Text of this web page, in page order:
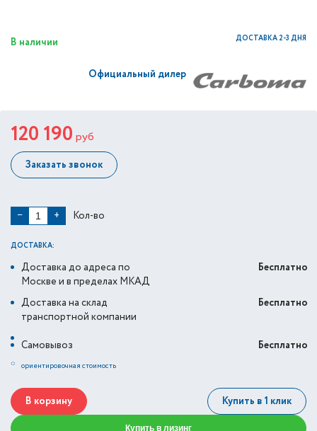
В наличии ДОСТАВКА 2-3 ДНЯ
Официальный дилер
120 190 руб
Заказать звонок
− + Кол-во
ДОСТАВКА:
Доставка до адреса по
Москве и в пределах МКАД
Бесплатно
Доставка на склад
транспортной компании
Бесплатно
Самовывоз
Бесплатно
* ориентировочная стоимость
В корзину Купить в 1 клик
Купить в лизинг